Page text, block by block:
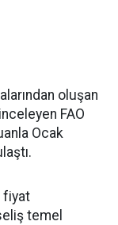
oluşan
FAO
Ocak
fiyat
temel